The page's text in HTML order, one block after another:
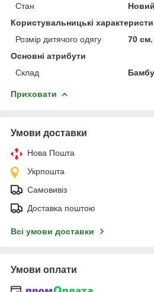
Стан
Новий
Користувальницькі
Розмір дитячого одягу
70 см.
Основні атрибути
Склад
Приховати
Умови доставки
Нова Пошта
Укрпошта
Самовивіз
Доставка поштою
Всі умови доставки
Умови оплати